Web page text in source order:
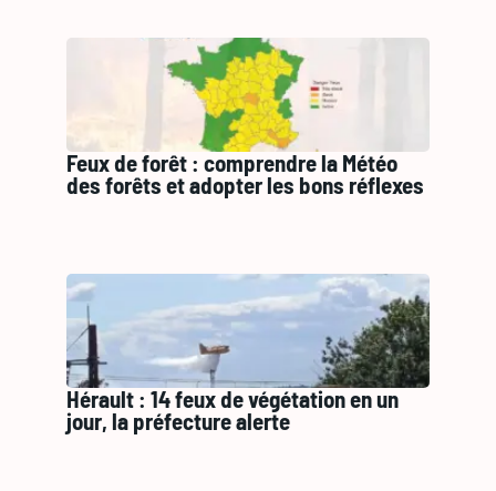
Feux de forêt : comprendre la Météo
des forêts et adopter les bons réflexes
Hérault : 14 feux de végétation en un
jour, la préfecture alerte